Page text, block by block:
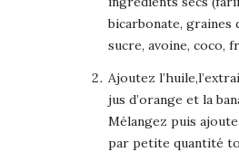
bicarbonate, graines
sucre, avoine, coco,
Ajoutez
jus d’orange et la
Mélangez puis
par petite quantité